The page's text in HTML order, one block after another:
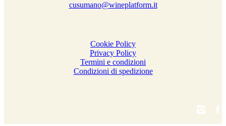
cusumano@wineplatform.it
Cookie Policy
Privacy Policy
Termini e condizioni
Condizioni di spedizione